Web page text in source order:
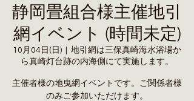
静岡畳組合様主催地引
網イベント (時間未定)
10月04日(日)
地引網は三保真崎海水浴場か
ら真崎灯台跡の内海側にて実施します。
主催者様の地曳網イベントです。ご関係者様
のみご参加いただけます。